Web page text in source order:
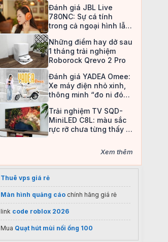
an toàn
Đánh giá JBL Live
780NC: Sự cá tính
trong cả ngoại hình lẫn
Những điểm hay dở sau
1 tháng trải nghiệm
Roborock Qrevo 2 Pro
Đánh giá YADEA Omee:
Xe máy điện nhỏ xinh,
thông minh “đo ni đóng
Trải nghiệm TV SQD-
MiniLED C8L: màu sắc
rực rỡ chưa từng thấy ở
Xem thêm
Thuê vps giá rẻ
Màn hình quảng cáo chính hãng giá rẻ
link code roblox 2026
Mua Quạt hút mùi nối ống 100